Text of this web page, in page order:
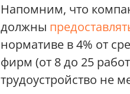
Напомним, что
должны
нормативе в 4% от
фирм (от 8 до 25
трудоустройство не